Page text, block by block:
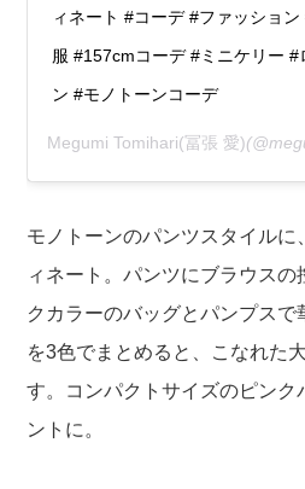
ィネート #コーデ #ファッショ
服 #157cmコーデ #ミニケリー
ン #モノトーンコーデ
Megumi Tomihari(冨張 愛)
モノトーンのパンツスタイル
ィネート。パンツにブラウス
クカラーのバッグとパンプス
を3色でまとめると、こなれた
す。コンパクトサイズのピンク
ントに。